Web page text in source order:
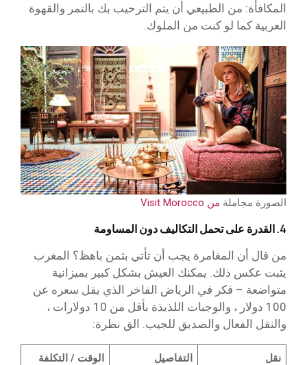
المكافأة: من الطبيعي أن يتم الترحيب بك بالتمر والقهوة
العربية كما لو كنت من الملوك.
الصورة مجاملة من Visit Morocco
4. القدرة على تحمل التكاليف دون المساومة
من قال أن المغامرة يجب أن تأتي بثمن باهظ؟ المغرب
يثبت عكس ذلك. يمكنك العيش بشكل كبير بميزانية
متواضعة – فكر في الرياض الفاخر الذي يقل سعره عن
100 دولار ، والوجبات اللذيذة بأقل من 10 دولارات ،
والنقل الفعال والصديق للجيب. الق نظرة:
نقل التفاصيل الوقت / التكلفة